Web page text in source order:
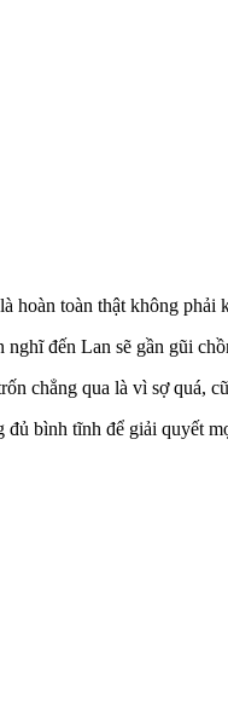
toàn thật không
đến Lan sẽ gần gũi
chẳng qua là vì sợ
bình tĩnh để giải